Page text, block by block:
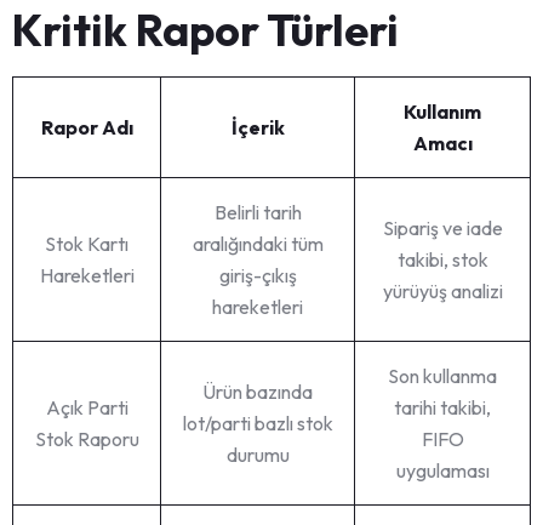
Kritik Rapor Türleri
Rapor Adı İçerik
Kullanım
Amacı
Stok Kartı
Hareketleri
Belirli tarih
aralığındaki tüm
giriş-çıkış
hareketleri
Sipariş ve iade
takibi, stok
yürüyüş analizi
Açık Parti
Stok Raporu
Ürün bazında
lot/parti bazlı stok
durumu
Son kullanma
tarihi takibi,
FIFO
uygulaması